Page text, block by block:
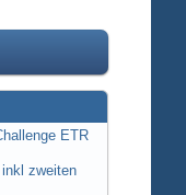
ETR
zweiten